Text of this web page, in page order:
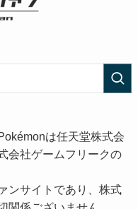
は任天堂株式会
会社ゲームフリークの
ンサイトであり、株式